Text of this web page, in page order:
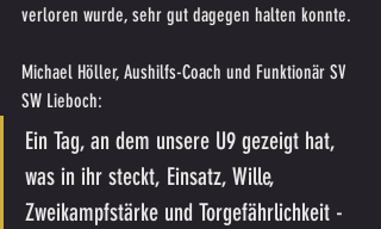
verloren wurde, sehr gut dagegen halten konnte.
Michael Höller, Aushilfs-Coach und Funktionär SV
SW Lieboch:
Ein Tag, an dem unsere U9 gezeigt hat,
was in ihr steckt, Einsatz, Wille,
Zweikampfstärke und Torgefährlichkeit -